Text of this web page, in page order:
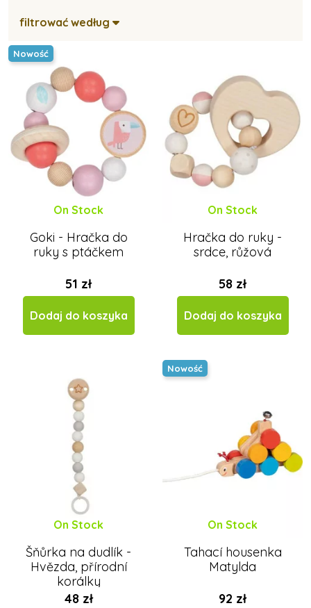
Materiałowe zabawki dla najmłodszych
Drewniane zabawki dla najmłodszych
Plastikowe zabawki dla najmłodszych
filtrować według
Nowość
On Stock
Goki - Hračka do
ruky s ptáčkem
51 zł
Dodaj do koszyka
On Stock
Hračka do ruky -
srdce, růžová
58 zł
Dodaj do koszyka
On Stock
Šňůrka na dudlík -
Hvězda, přírodní
korálky
48 zł
Nowość
On Stock
Tahací housenka
Matylda
92 zł